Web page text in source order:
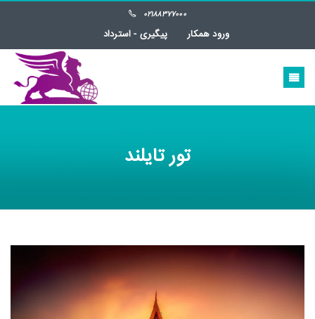
02188377000
پیگیری - استرداد ورود همکار
تور تایلند